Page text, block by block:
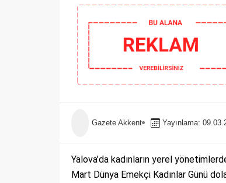
Gazete Akkent Yayınlama:
Yalova’da kadınların yerel
Mart Dünya Emekçi Kadınlar Günü